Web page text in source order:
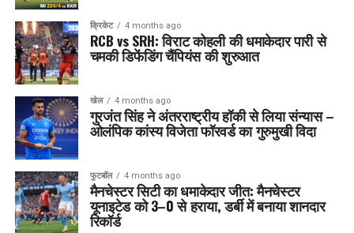
क्रिकेट 4 months ago
RCB vs SRH: विराट कोहली की धमाकेदार पारी से
चमकी डिफेंडिंग चैंपियंस की शुरुआत
खेल 4 months ago
गुरजंत सिंह ने अंतरराष्ट्रीय हॉकी से लिया संन्यास –
ओलंपिक कांस्य विजेता फॉरवर्ड का गुरुमुखी विदा
फुटबॉल 4 months ago
मैनचेस्टर सिटी का धमाकेदार जीत: मैनचेस्टर
यूनाइटेड को 3–0 से हराया, डर्बी में बनाया शानदार
रिकॉर्ड